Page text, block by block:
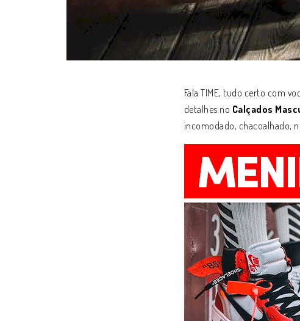
Fala TIME, tudo certo com
detalhes no Calçados
incomodado, chacoalhado,